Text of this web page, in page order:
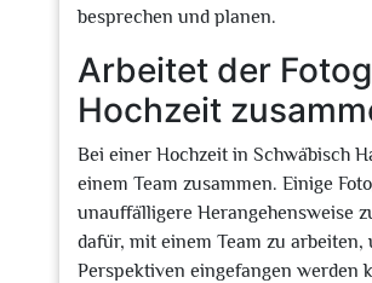
besprechen und planen.
Arbeitet der
Hochzeit
Bei einer Hochzeit in Schwäbisch
einem Team zusammen. Einige
unauffälligere Herangehensweise
dafür, mit einem Team zu
Perspektiven eingefangen werden